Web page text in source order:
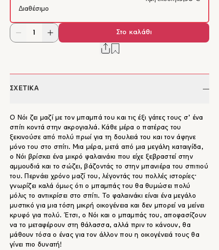
Διαθέσιμο
Στο καλάθι
ΣΧΕΤΙΚΑ
Ο Νόι ζει μαζί με τον μπαμπά του και τις έξι γάτες τους σ’ ένα
σπίτι κοντά στην ακρογιαλιά. Κάθε μέρα ο πατέρας του
ξεκινούσε από πολύ πρωί για τη δουλειά του και τον άφηνε
μόνο του στο σπίτι. Μια μέρα, μετά από μια μεγάλη καταιγίδα,
ο Νόι βρίσκει ένα μικρό φαλαινάκι που είχε ξεβραστεί στην
αμμουδιά και το σώζει, βάζοντάς το στην μπανιέρα του σπιτιού
του. Περνάει χρόνο μαζί του, λέγοντάς του πολλές ιστορίες·
γνωρίζει καλά όμως ότι ο μπαμπάς του θα θυμώσει πολύ
μόλις το αντικρίσει στο σπίτι. Το φαλαινάκι είναι ένα μεγάλο
μυστικό για μια τόση μικρή οικογένεια και δεν μπορεί να μείνει
κρυφό για πολύ. Έτσι, ο Νόι και ο μπαμπάς του, αποφασίζουν
να το μεταφέρουν στη θάλασσα, αλλά πριν το κάνουν, θα
μάθουν τόσα ο ένας για τον άλλον που η οικογένειά τους θα
γίνει πιο δυνατή!